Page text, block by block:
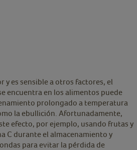
y es sensible a otros factores, el
encuentra en los alimentos puede
prolongado a temperatura
la ebullición. Afortunadamente,
efecto, por ejemplo, usando frutas y
C durante el almacenamiento y
para evitar la pérdida de